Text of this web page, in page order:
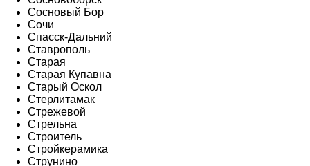
Сосновый Бор
Сочи
Спасск-Дальний
Ставрополь
Старая
Старая Купавна
Старый Оскол
Стерлитамак
Стрежевой
Стрельна
Строитель
Стройкерамика
Струнино